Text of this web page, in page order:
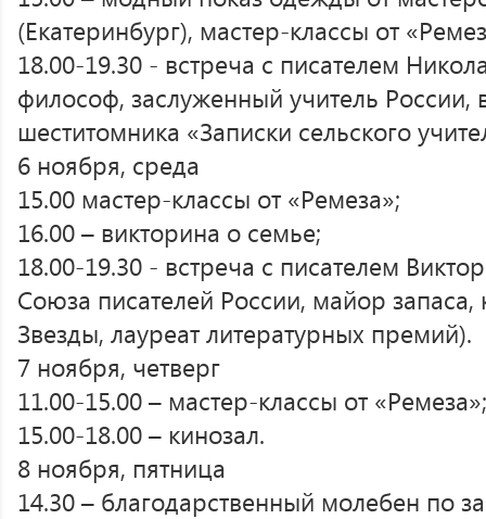
(Екатеринбург), мастер-классы от
18.00-19.30 - встреча с писателем
философ, заслуженный учитель России,
шеститомника «Записки сельского
6 ноября, среда
15.00 мастер-классы от «Ремеза»;
16.00 – викторина о семье;
18.00-19.30 - встреча с писателем
Союза писателей России, майор
Звезды, лауреат литературных премий).
7 ноября, четверг
11.00-15.00 – мастер-классы от «Ремеза»;
15.00-18.00 – кинозал.
8 ноября, пятница
14.30 – благодарственный молебен по